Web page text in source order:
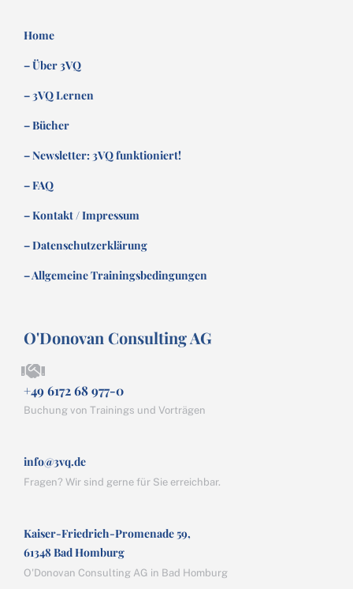
Home
– Über 3VQ
– 3VQ Lernen
– Bücher
– Newsletter: 3VQ funktioniert!
– FAQ
– Kontakt / Impressum
– Datenschutzerklärung
– Allgemeine Trainingsbedingungen
O'Donovan Consulting AG
+49 6172 68 977-0
Buchung von Trainings und Vorträgen
info@3vq.de
Fragen? Wir sind gerne für Sie erreichbar.
Kaiser-Friedrich-Promenade 59,
61348 Bad Homburg
O'Donovan Consulting AG in Bad Homburg